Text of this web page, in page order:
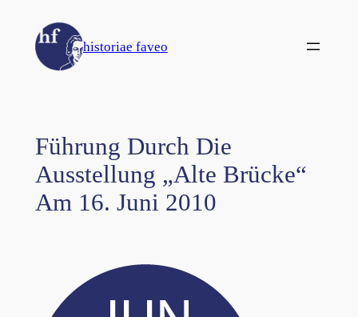
Inhalt
springen
historiae faveo
Führung Durch Die
Ausstellung „Alte Brücke“
Am 16. Juni 2010